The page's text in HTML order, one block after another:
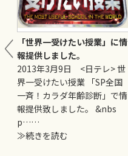
「世界一受けたい授業」に情
報提供しました。
2013年3月9日 <日テレ> 世
界一受けたい授業 「SP全国
一斉！カラダ年齢診断」で情
報提供致しました。 &nbs
p……
≫続きを読む